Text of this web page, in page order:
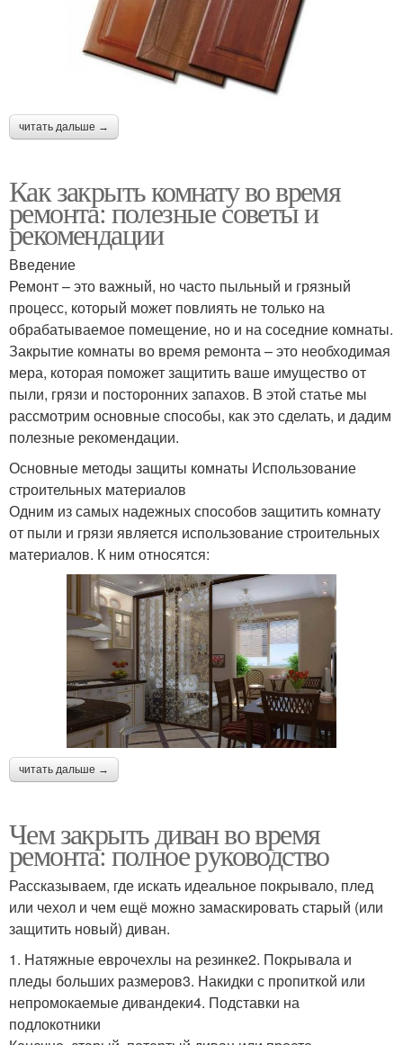
читать дальше →
Как закрыть комнату во время
ремонта: полезные советы и
рекомендации
Введение
Ремонт – это важный, но часто пыльный и грязный
процесс, который может повлиять не только на
обрабатываемое помещение, но и на соседние комнаты.
Закрытие комнаты во время ремонта – это необходимая
мера, которая поможет защитить ваше имущество от
пыли, грязи и посторонних запахов. В этой статье мы
рассмотрим основные способы, как это сделать, и дадим
полезные рекомендации.
Основные методы защиты комнаты Использование
строительных материалов
Одним из самых надежных способов защитить комнату
от пыли и грязи является использование строительных
материалов. К ним относятся:
читать дальше →
Чем закрыть диван во время
ремонта: полное руководство
Рассказываем, где искать идеальное покрывало, плед
или чехол и чем ещё можно замаскировать старый (или
защитить новый) диван.
1. Натяжные еврочехлы на резинке2. Покрывала и
пледы больших размеров3. Накидки с пропиткой или
непромокаемые дивандеки4. Подставки на
подлокотники